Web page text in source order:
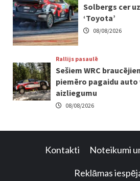
Solbergs cer
‘Toyota’
08/08/2026
Rallijs pasaulē
Sešiem WRC
piemēro pagaidu auto
aizliegumu
08/08/2026
Kontakti Noteikumi
Reklāmas